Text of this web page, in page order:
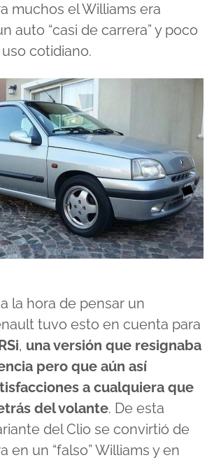
muchos el Williams era
auto “casi de carrera” y poco
cotidiano.
la hora de pensar un
tuvo esto en cuenta para
, una versión que resignaba
pero que aún así
a cualquiera que
del volante. De esta
del Clio se convirtió de
en un “falso” Williams y en